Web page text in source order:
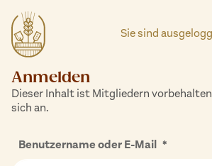
Zum
Inhalt
springen
Sie sind
Anmelden
Dieser Inhalt ist Mitgliedern
sich an.
Benutzername oder E-Mail *